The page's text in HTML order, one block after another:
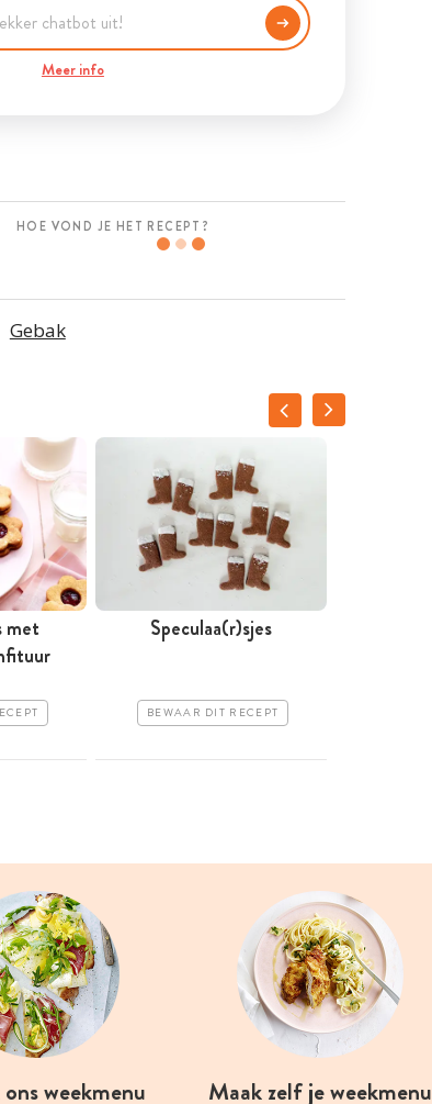
Meer info
HOE VOND JE HET RECEPT?
Gebak
met
Speculaa(r)sjes
BEWAAR DIT RECEPT
weekmenu Maak zelf je weekmenu